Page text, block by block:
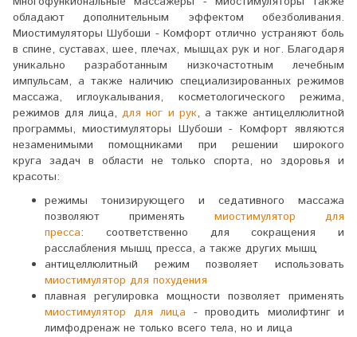
обладают дополнительным эффектом обезболивания.
Миостимуляторы Шубоши - Комфорт отлично устраняют боль
в спине, суставах, шее, плечах, мышцах рук и ног. Благодаря
уникально разработанным низкочастотным лечебным
импульсам, а также наличию специализированных режимов
массажа, иглоукалывания, косметологического режима,
режимов для лица,для ног и рук, а также антицеллюлитной
программы, миостимуляторы Шубоши - Комфорт являются
незаменимыми помощниками при решении широкого
круга задач в области не только спорта, но здоровья и
красоты:
режимы тонизирующего и седативного массажа
позволяют применять миостимулятор для
пресса: соответственно для сокращения и
расслабления мышц пресса, а также других мышц
антицеллюлитный режим позволяет использовать
миостимулятор для похудения
плавная регулировка мощности позволяет применять
миостимулятор для лица - проводить миолифтинг и
лимфодренаж не только всего тела, но и лица